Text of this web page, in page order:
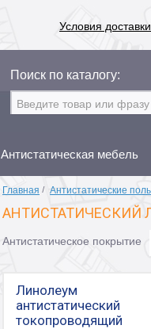
Условия доставки
Поиск по каталогу:
Антистатическая мебель
Главная / Антистатические
АНТИСТАТИЧЕСКИЙ
Антистатическое покрытие
Линолеум
антистатический
токопроводящий